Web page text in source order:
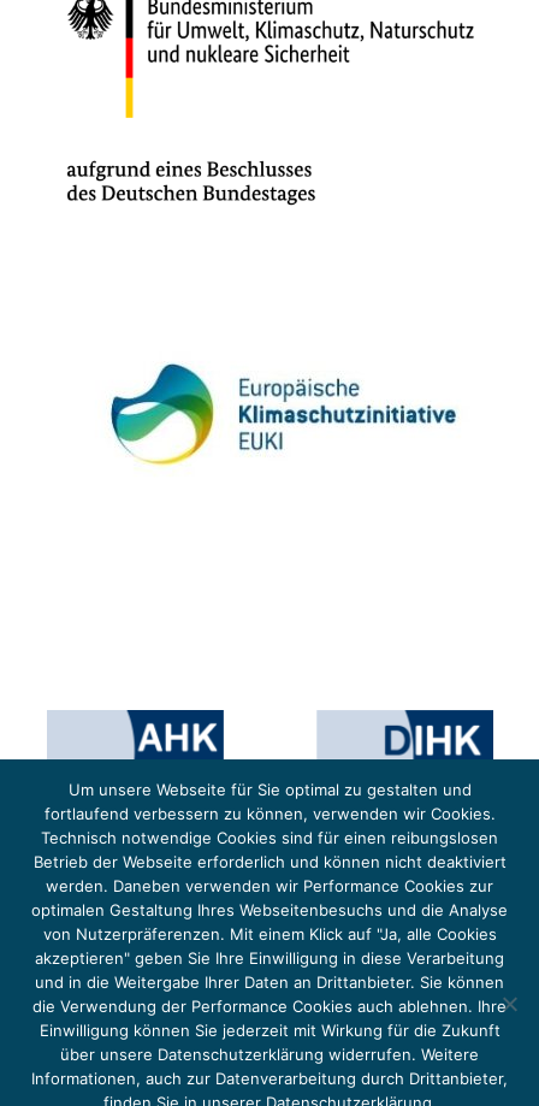
Das Projekt YOUNG ENERGY EUROPE wird gefördert durch die Europäische Klimaschutzinitiative (EUKI).
Die EUKI ist ein Förderinstrument des deutschen Bundesministeriums für Umwelt, Klimaschutz,
Naturschutz und nukleare Sicherheit (BMUKN). Übergeordnetes Ziel der EUKI ist eine Intensivierung des
grenzüberschreitenden Dialogs sowie des Wissens- und Erfahrungsaustauschs in der Europäischen Union,
um gemeinsam die Umsetzung des Paris Abkommens voranzutreiben.
Um unsere Webseite für Sie optimal zu gestalten und
fortlaufend verbessern zu können, verwenden wir Cookies.
Technisch notwendige Cookies sind für einen reibungslosen
Betrieb der Webseite erforderlich und können nicht deaktiviert
werden. Daneben verwenden wir Performance Cookies zur
optimalen Gestaltung Ihres Webseitenbesuchs und die Analyse
von Nutzerpräferenzen. Mit einem Klick auf "Ja, alle Cookies
akzeptieren" geben Sie Ihre Einwilligung in diese Verarbeitung
und in die Weitergabe Ihrer Daten an Drittanbieter. Sie können
die Verwendung der Performance Cookies auch ablehnen. Ihre
Einwilligung können Sie jederzeit mit Wirkung für die Zukunft
über unsere Datenschutzerklärung widerrufen. Weitere
Informationen, auch zur Datenverarbeitung durch Drittanbieter,